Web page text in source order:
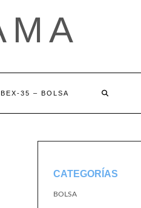
35 – BOLSA
CATEGORÍAS
BOLSA